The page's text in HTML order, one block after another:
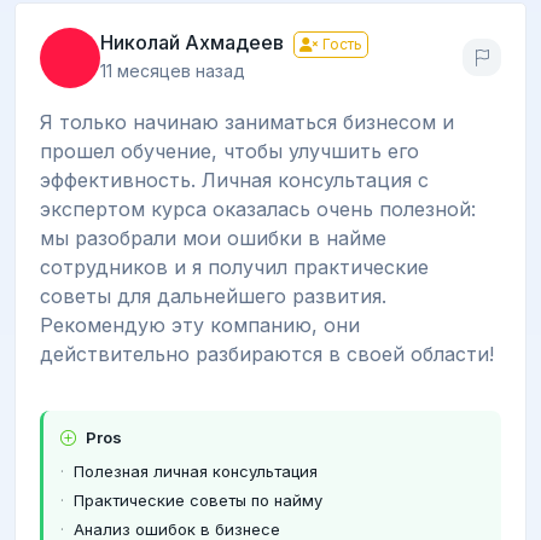
Николай Ахмадеев Гость
11 месяцев назад
Я только начинаю заниматься бизнесом и
прошел обучение, чтобы улучшить его
эффективность. Личная консультация с
экспертом курса оказалась очень полезной:
мы разобрали мои ошибки в найме
сотрудников и я получил практические
советы для дальнейшего развития.
Рекомендую эту компанию, они
действительно разбираются в своей области!
Pros
Полезная личная консультация
Практические советы по найму
Анализ ошибок в бизнесе